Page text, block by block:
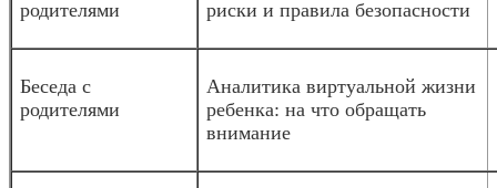
родителями
риски и правила безопасности
Беседа с
родителями
Аналитика виртуальной жизни
ребенка: на что обращать
внимание